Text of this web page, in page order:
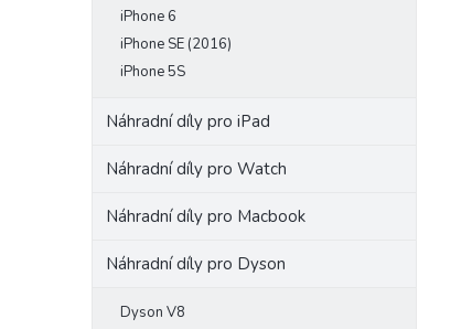
iPhone 6
iPhone SE (2016)
iPhone 5S
Náhradní díly pro iPad
Náhradní díly pro Watch
Náhradní díly pro Macbook
Náhradní díly pro Dyson
Dyson V8